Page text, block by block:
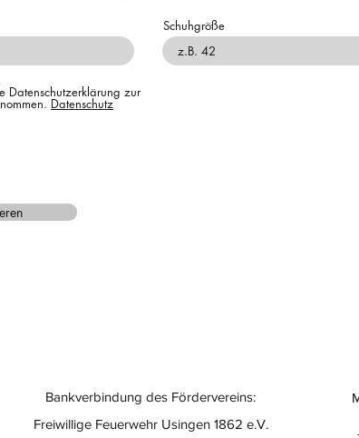
Schuhgröße
Datenschutzerklärung zur
Datenschutz
Bankverbindung des Fördervereins:
Freiwillige Feuerwehr Usingen 1862 e.V.